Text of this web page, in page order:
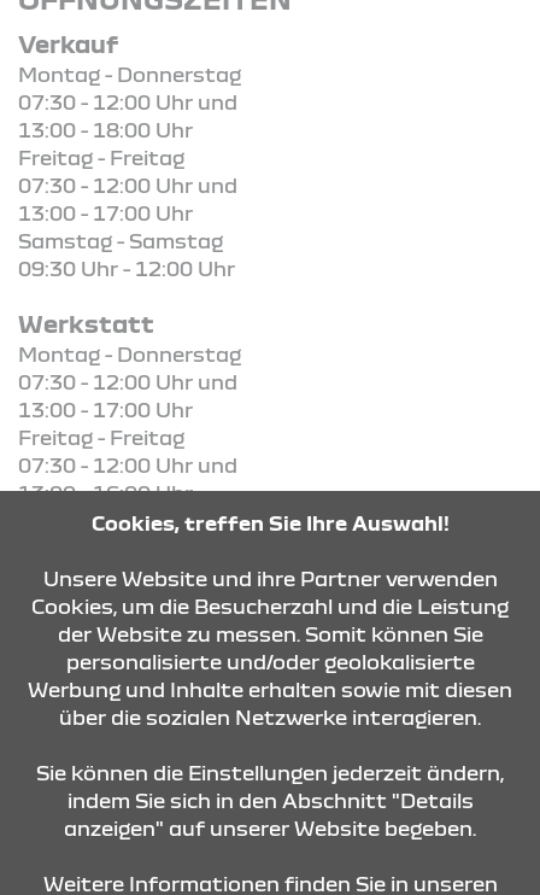
Verkauf
Montag - Donnerstag
07:30 - 12:00 Uhr und
13:00 - 18:00 Uhr
Freitag - Freitag
07:30 - 12:00 Uhr und
13:00 - 17:00 Uhr
Samstag - Samstag
09:30 Uhr - 12:00 Uhr
Werkstatt
Montag - Donnerstag
07:30 - 12:00 Uhr und
13:00 - 17:00 Uhr
Freitag - Freitag
07:30 - 12:00 Uhr und
13:00 - 16:00 Uhr
KONTAKT & ANFAHRT
ÖFFNUNGSZEITEN
STANDORTE
Cookies, treffen Sie Ihre Auswahl!
Unsere Website und ihre Partner verwenden
Cookies, um die Besucherzahl und die Leistung
der Website zu messen. Somit können Sie
personalisierte und/oder geolokalisierte
Werbung und Inhalte erhalten sowie mit diesen
über die sozialen Netzwerke interagieren.
Sie können die Einstellungen jederzeit ändern,
indem Sie sich in den Abschnitt "Details
anzeigen" auf unserer Website begeben.
Weitere Informationen finden Sie in unseren